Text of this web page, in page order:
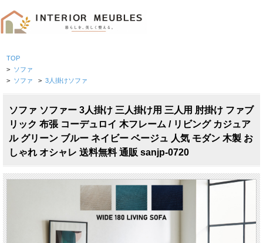
TOP
> ソファ
> ソファ > 3人掛けソファ
ソファ ソファー 3人掛け 三人掛け用 三人用 肘掛け ファブ
リック 布張 コーデュロイ 木フレーム / リビング カジュア
ル グリーン ブルー ネイビー ベージュ 人気 モダン 木製 お
しゃれ オシャレ 送料無料 通販 sanjp-0720